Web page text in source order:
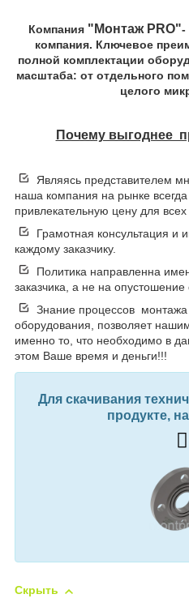
Компания "Монтаж PRO"-
компания. Ключевое
полной комплектации
масштаба: от отдельного
целого
Почему выгоднее
Являясь представителем
наша компания на рынке
привлекательную цену для всех
Грамотная консультация и
каждому заказчику.
Политика направленна
заказчика, а не на
Знание процессов
оборудования, позволяет
именно то, что необходимо в
этом Ваше время и деньги!!!
Для скачивания
продукте,
Скрыть